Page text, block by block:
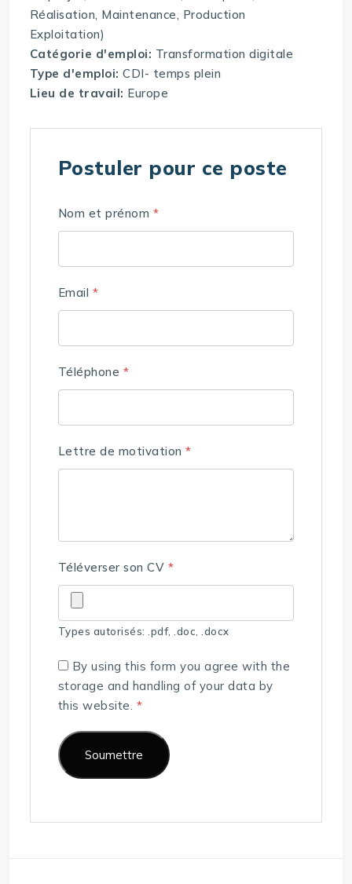
Réalisation, Maintenance, Production
Exploitation)
Catégorie d'emploi: Transformation digitale
Type d'emploi:CDI- temps plein
Lieu de travail: Europe
Postuler pour ce poste
Nom et prénom *
Email *
Téléphone *
Lettre de motivation*
Téléverser son CV *
Types autorisés: .pdf, .doc, .docx
By using this form you agree with the
storage and handling of your data by
this website. *